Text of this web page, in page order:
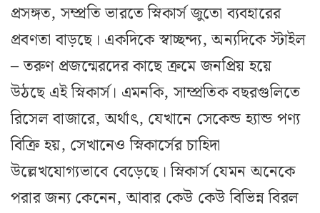
প্রসঙ্গত, সম্প্রতি ভারতে স্নিকার্স জুতো ব্যবহারের
প্রবণতা বাড়ছে। একদিকে স্বাচ্ছন্দ্য, অন্যদিকে স্টাইল
– তরুণ প্রজন্মেরদের কাছে ক্রমে জনপ্রিয় হয়ে
উঠছে এই স্নিকার্স। এমনকি, সাম্প্রতিক বছরগুলিতে
রিসেল বাজারে, অর্থাৎ, যেখানে সেকেন্ড হ্যান্ড পণ্য
বিক্রি হয়, সেখানেও স্নিকার্সের চাহিদা
উল্লেখযোগ্যভাবে বেড়েছে। স্নিকার্স যেমন অনেকে
পরার জন্য কেনেন, আবার কেউ কেউ বিভিন্ন বিরল